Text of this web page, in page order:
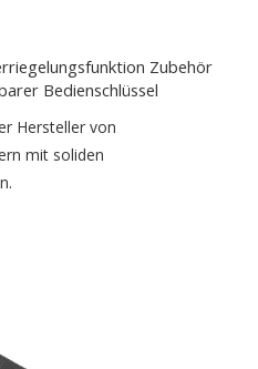
Zubehör
Bedienschlüssel
Hersteller von
mit soliden